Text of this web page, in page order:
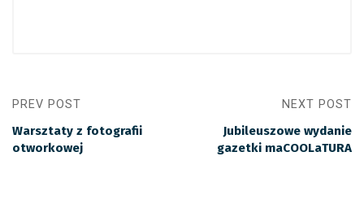
PREV POST
Warsztaty z fotografii
otworkowej
NEXT POST
Jubileuszowe wydanie
gazetki maCOOLaTURA